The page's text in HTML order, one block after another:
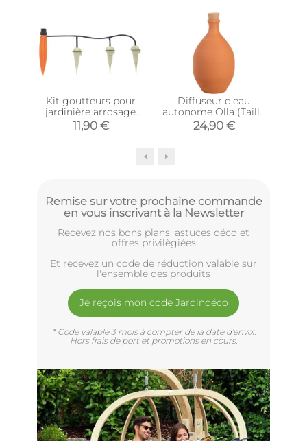
Kit goutteurs pour
jardinière arrosage
régulier
11,90 €
Diffuseur d'eau
autonome Olla (Taille
L)
24,90 €
Remise sur votre prochaine commande
en vous inscrivant à la Newsletter
Recevez nos bons plans, astuces déco et
offres privilègiées
Et recevez un code de réduction valable sur
l'ensemble des produits
Je reçois mon code Jardindéco
* Code valable 3 mois à compter de la date d'envoi.
Hors frais de port et promotions en cours.